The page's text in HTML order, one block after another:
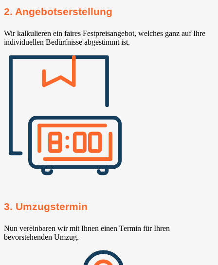
2. Angebotserstellung
Wir kalkulieren ein faires Festpreisangebot, welches ganz auf Ihre
individuellen Bedürfnisse abgestimmt ist.
3. Umzugstermin
Nun vereinbaren wir mit Ihnen einen Termin für Ihren
bevorstehenden Umzug.